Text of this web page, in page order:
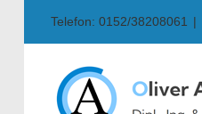
Telefon: 0152/38208061 |